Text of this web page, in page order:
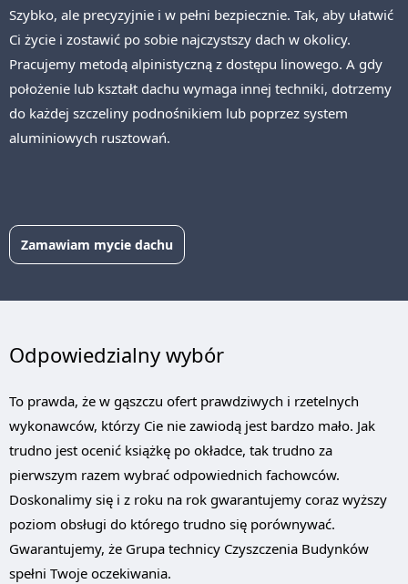
Szybko, ale precyzyjnie i w pełni bezpiecznie. Tak, aby ułatwić
Ci życie i zostawić po sobie najczystszy dach w okolicy.
Pracujemy metodą alpinistyczną z dostępu linowego. A gdy
położenie lub kształt dachu wymaga innej techniki, dotrzemy
do każdej szczeliny podnośnikiem lub poprzez system
aluminiowych rusztowań.
Zamawiam mycie dachu
Odpowiedzialny wybór
To prawda, że w gąszczu ofert prawdziwych i rzetelnych
wykonawców, którzy Cie nie zawiodą jest bardzo mało. Jak
trudno jest ocenić książkę po okładce, tak trudno za
pierwszym razem wybrać odpowiednich fachowców.
Doskonalimy się i z roku na rok gwarantujemy coraz wyższy
poziom obsługi do którego trudno się porównywać.
Gwarantujemy, że Grupa technicy Czyszczenia Budynków
spełni Twoje oczekiwania.